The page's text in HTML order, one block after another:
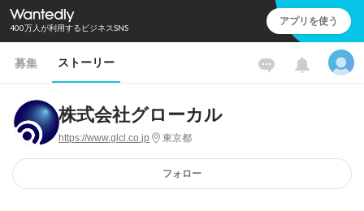
400万人が利用するビジネスSNS アプリを使う
募集 ストーリー
株式会社グローカル
https://www.glcl.co.jp 東京都
フォロー